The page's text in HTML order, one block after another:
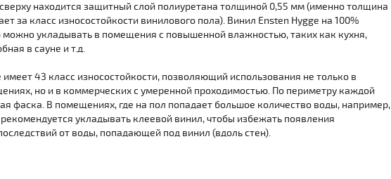
сверху находится защитный слой полиуретана толщиной 0,55 мм (именно толщина
за класс износостойкости винилового пола). Винил Ensten Hygge на 100%
можно укладывать в помещения с повышенной влажностью, таких как кухня,
в сауне и т.д.
имеет 43 класс износостойкости, позволяющий использования не только в
но и в коммерческих с умеренной проходимостью. По периметру каждой
фаска. В помещениях, где на пол попадает большое количество воды, например,
укладывать клеевой винил, чтобы избежать появления
от воды, попадающей под винил (вдоль стен).